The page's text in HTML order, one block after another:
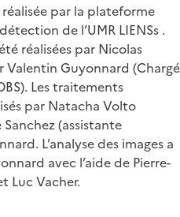
par la plateforme
de l’UMR LIENSs .
réalisées par Nicolas
Valentin Guyonnard (Chargé
Les traitements
par Natacha Volto
(assistante
L’analyse des images a
avec l’aide de Pierre-
Luc Vacher.